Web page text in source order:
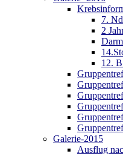
7.
2
12.
Galerie-2015
Ausflug